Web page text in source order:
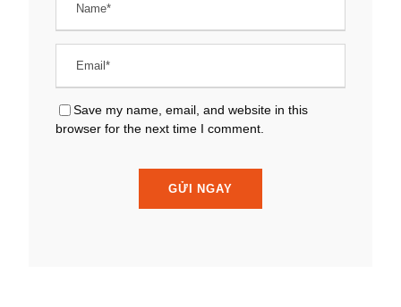
Save my name, email, and website in this
browser for the next time I comment.